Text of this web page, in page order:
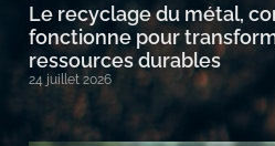
Le recyclage du métal,
fonctionne pour
ressources durables
24 juillet 2026